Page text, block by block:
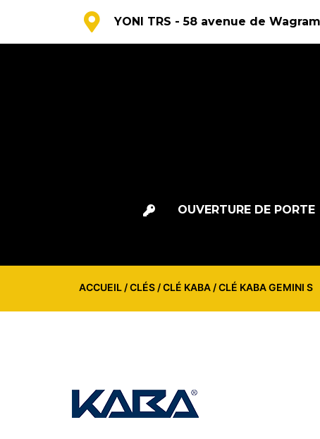
YONI TRS - 58 avenue de
OUVERTURE DE PORTE
ACCUEIL /CLÉS /CLÉ KABA / CLÉ KABA GEMINI S